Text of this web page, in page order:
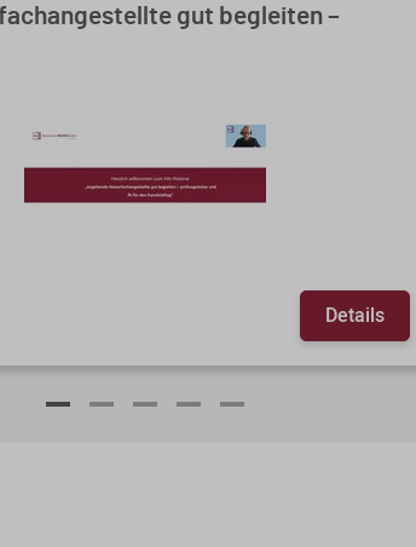
gut begleiten –
Details